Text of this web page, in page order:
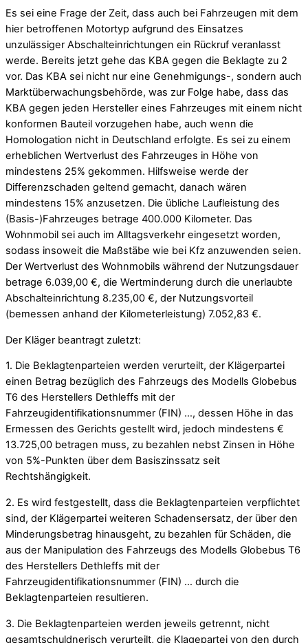
Es sei eine Frage der Zeit, dass auch bei Fahrzeugen mit dem
hier betroffenen Motortyp aufgrund des Einsatzes
unzulässiger Abschalteinrichtungen ein Rückruf veranlasst
werde. Bereits jetzt gehe das KBA gegen die Beklagte zu 2
vor. Das KBA sei nicht nur eine Genehmigungs-, sondern auch
Marktüberwachungsbehörde, was zur Folge habe, dass das
KBA gegen jeden Hersteller eines Fahrzeuges mit einem nicht
konformen Bauteil vorzugehen habe, auch wenn die
Homologation nicht in Deutschland erfolgte. Es sei zu einem
erheblichen Wertverlust des Fahrzeuges in Höhe von
mindestens 25% gekommen. Hilfsweise werde der
Differenzschaden geltend gemacht, danach wären
mindestens 15% anzusetzen. Die übliche Laufleistung des
(Basis-)Fahrzeuges betrage 400.000 Kilometer. Das
Wohnmobil sei auch im Alltagsverkehr eingesetzt worden,
sodass insoweit die Maßstäbe wie bei Kfz anzuwenden seien.
Der Wertverlust des Wohnmobils während der Nutzungsdauer
betrage 6.039,00 €, die Wertminderung durch die unerlaubte
Abschalteinrichtung 8.235,00 €, der Nutzungsvorteil
(bemessen anhand der Kilometerleistung) 7.052,83 €.
Der Kläger beantragt zuletzt:
1. Die Beklagtenparteien werden verurteilt, der Klägerpartei
einen Betrag bezüglich des Fahrzeugs des Modells Globebus
T6 des Herstellers Dethleffs mit der
Fahrzeugidentifikationsnummer (FIN) …, dessen Höhe in das
Ermessen des Gerichts gestellt wird, jedoch mindestens €
13.725,00 betragen muss, zu bezahlen nebst Zinsen in Höhe
von 5%-Punkten über dem Basiszinssatz seit
Rechtshängigkeit.
2. Es wird festgestellt, dass die Beklagtenparteien verpflichtet
sind, der Klägerpartei weiteren Schadensersatz, der über den
Minderungsbetrag hinausgeht, zu bezahlen für Schäden, die
aus der Manipulation des Fahrzeugs des Modells Globebus T6
des Herstellers Dethleffs mit der
Fahrzeugidentifikationsnummer (FIN) … durch die
Beklagtenparteien resultieren.
3. Die Beklagtenparteien werden jeweils getrennt, nicht
gesamtschuldnerisch verurteilt, die Klagepartei von den durch